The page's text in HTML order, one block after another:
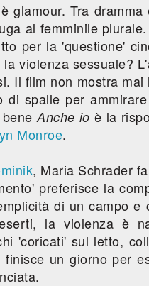
glamour. Tra
al femminile
per la 'questione'
violenza sessuale?
Il film non mostra
di spalle per
beneAnche io è la
Monroe.
, Maria Schrader
preferisce la
di un campo e
la violenza è
'coricati' sul letto,
un giorno per